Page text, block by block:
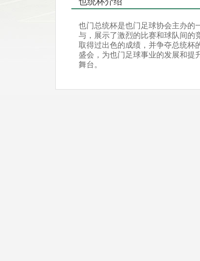
也门总统杯是也门足球协会主办的
与，展示了激烈的比赛和球队间的
取得过出色的成绩，并争夺总统杯
盛会，为也门足球事业的发展和提
舞台。